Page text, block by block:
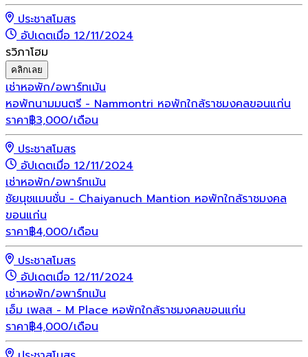
ประชาสโมสร
อัปเดตเมื่อ 12/11/2024
รวิภาโฮม
คลิกเลย
เช่าหอพัก/อพาร์ทเม้น
หอพักนามมนตรี - Nammontri หอพักใกล้ราชมงคลขอนแก่น
ราคา฿3,000/เดือน
ประชาสโมสร
อัปเดตเมื่อ 12/11/2024
เช่าหอพัก/อพาร์ทเม้น
ชัยนุชแมนชั่น - Chaiyanuch Mantion หอพักใกล้ราชมงคล
ขอนแก่น
ราคา฿4,000/เดือน
ประชาสโมสร
อัปเดตเมื่อ 12/11/2024
เช่าหอพัก/อพาร์ทเม้น
เอ็ม เพลส - M Place หอพักใกล้ราชมงคลขอนแก่น
ราคา฿4,000/เดือน